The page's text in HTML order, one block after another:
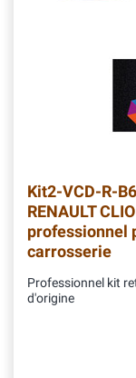
Kit2-VCD-R-
RENAULT
professionnel
carrosserie
Professionnel kit
d'origine